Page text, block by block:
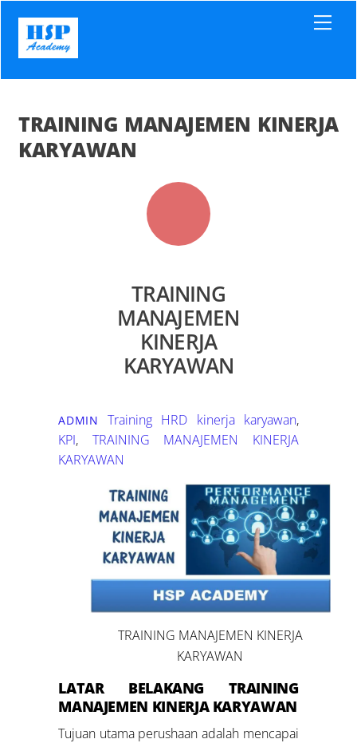
content
TRAINING MANAJEMEN KINERJA
KARYAWAN
TRAINING
MANAJEMEN
KINERJA
KARYAWAN
ADMIN Training HRD kinerja karyawan,
KPI, TRAINING MANAJEMEN KINERJA
KARYAWAN
TRAINING MANAJEMEN KINERJA
KARYAWAN
LATAR BELAKANG
TRAINING
MANAJEMEN KINERJA KARYAWAN
Tujuan utama perushaan adalah mencapai